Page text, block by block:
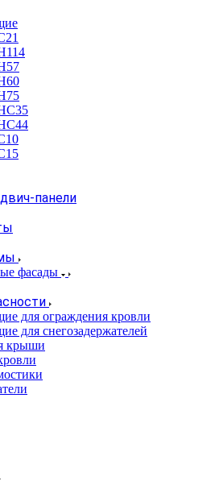
панели
фасады
для ограждения кровли
для снегозадержателей
крыши